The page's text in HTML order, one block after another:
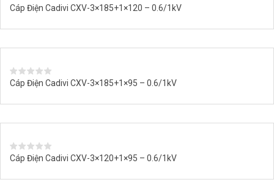
Cáp Điện Cadivi CXV-3×185+1×120 – 0.6/1kV
Cáp Điện Cadivi CXV-3×185+1×95 – 0.6/1kV
Cáp Điện Cadivi CXV-3×120+1×95 – 0.6/1kV